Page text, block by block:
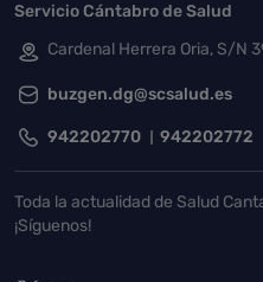
Servicio Cántabro de Salud
Cardenal Herrera Oria, S/N
buzgen.dg@scsalud.es
942202770 942202772
Toda la actualidad de Salud
¡Síguenos!